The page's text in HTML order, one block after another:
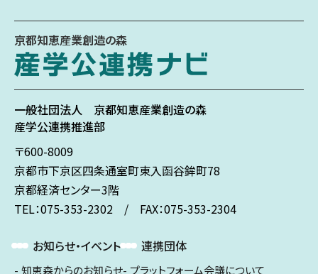
京都知恵産業創造の森
一般社団法人 京都知恵産業創造の森
産学公連携推進部
〒600-8009
京都市下京区四条通室町東入函谷鉾町78
京都経済センター3階
TEL：075-353-2302 / FAX：075-353-2304
お知らせ・イベント
知恵森からのお知らせ
連携団体
プラットフォーム会議について